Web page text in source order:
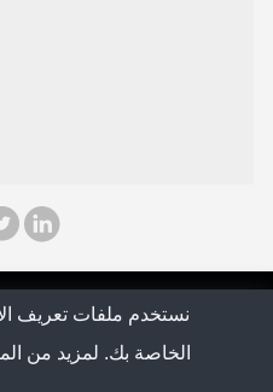
2026
سياسة
نستخدم ملفات تعريف
الخاصة بك. لمزيد من